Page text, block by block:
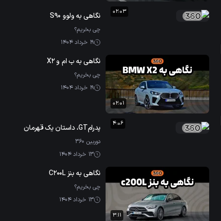
02:03 نگاهی به ولوو S90
چی بخریم؟
19 خرداد 1404
02:01
نگاهی به ب ام و X2
چی بخریم؟
19 خرداد 1404
4:06 پدرامGT، داستان یک قهرمان
دوربین ۳۶۰
13 خرداد 1404
3:11
نگاهی به بنز C200L
چی بخریم؟
13 خرداد 1404